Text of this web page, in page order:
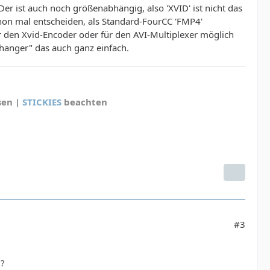
ist auch noch größenabhängig, also 'XVID' ist nicht das
mal entscheiden, als Standard-FourCC 'FMP4'
Xvid-Encoder oder für den AVI-Multiplexer möglich
das auch ganz einfach.
| STICKIES beachten
#3